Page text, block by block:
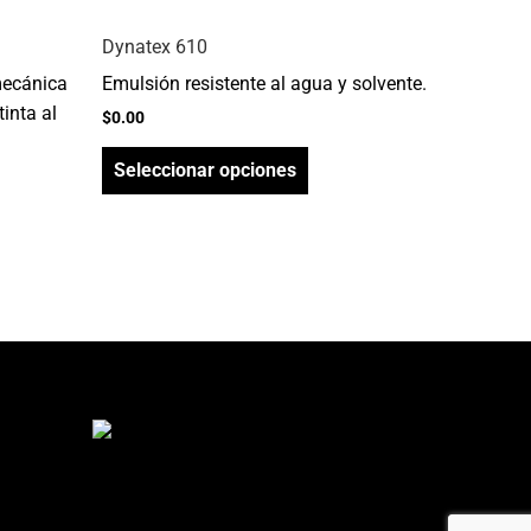
al
Dynatex 610
Emulsión resistente al agua y solvente.
$0.00
Seleccionar opciones
de